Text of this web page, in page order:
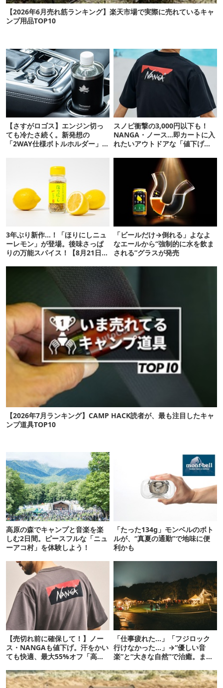
【2026年6月売れ筋ランキング】楽天市場で実際に売れているキャ
ンプ用品TOP10
【さすがロゴス】エンジン切っ
ても冷たさ続く。新発想の
「2WAY仕様ボトルホルダー」が
スノピ衝撃の3,000円以下も！
NANGA・ノース…即カートに入
れたいアウトドアな「値下げ夏
3年ぶり新作…！「ほりにしニュ
ーレモン」が登場。後味さっぱ
りの万能スパイス！【8月21日発
「ビールだけ→倒れる」よなよ
なエールから“強制的に水を飲ま
される”グラスが発売
【2026年7月ランキング】CAMP HACK読者が、最も注目したキャ
ンプ道具TOP10
高原の森でキャンプと音楽を楽
しむ2日間。ピースフルな「ニュ
ーアコ村」を体験しよう！
「たった134g」モンベルのボト
ルが、“真夏の通勤”で地味に便
利かも
【売切れ前に確保して！】ノー
ス・NANGAも値下げ。汗をかい
ても快適、最大55%オフ「高機
「仕事疲れた…」「フジロック
行けなかった…」→“優しい音
楽”と“大きな自然”で治癒。まだ